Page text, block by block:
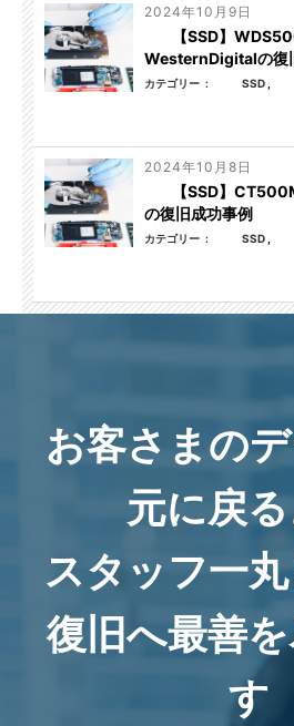
2024年10月9日
【SSD】
WesternDigitalの復
カテゴリー SSD
2024年10月8日
【SSD】
の復旧成功事例
カテゴリー SSD
お客さまの
元に戻
スタッフ一
復旧へ最善
す